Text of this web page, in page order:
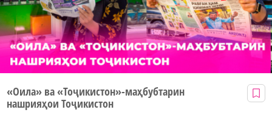
«Оила» ва «Тоҷикистон»-маҳбубтарин
нашрияҳои Тоҷикистон